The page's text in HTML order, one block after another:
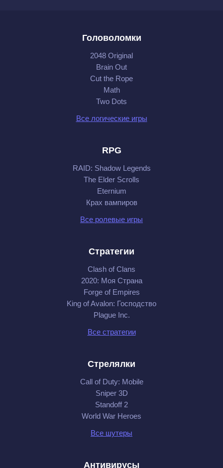
Головоломки
2048 Original
Brain Out
Cut the Rope
Math
Two Dots
Все логические игры
RPG
RAID: Shadow Legends
The Elder Scrolls
Eternium
Крах вампиров
Все ролевые игры
Стратегии
Clash of Clans
2020: Моя Cтрана
Forge of Empires
King of Avalon: Господство
Plague Inc.
Все стратегии
Стрелялки
Call of Duty: Mobile
Sniper 3D
Standoff 2
World War Heroes
Все шутеры
Антивирусы